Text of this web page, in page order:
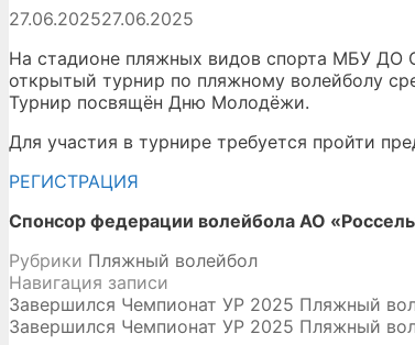
27.06.202527.06.2025
На стадионе пляжных видов спорта МБУ ДО
открытый турнир по пляжному волейболу
Турнир посвящён Дню Молодёжи.
Для участия в турнире требуется пройти
РЕГИСТРАЦИЯ
Спонсор федерации волейбола АО
Рубрики Пляжный волейбол
Навигация записи
Завершился Чемпионат УР 2025 Пляжный
Завершился Чемпионат УР 2025 Пляжный